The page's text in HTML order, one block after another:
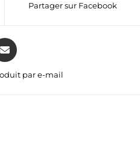
Partager sur Facebook
par e-mail